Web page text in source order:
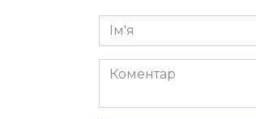
Ім'я
*
Коментар